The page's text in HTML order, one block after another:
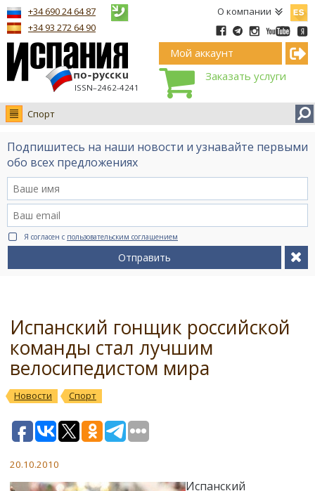
О компании
ISSN–2462-4241
+34 690 24 64 87
+34 93 272 64 90
Мой аккаунт
Заказать услуги
Спорт
Новости
Интервью
Видео Ruso.TV
BCN life
Сервис на немецком
Подпишитесь на наши новости и узнавайте первыми
обо всех предложениях
Я согласен с пользовательским соглашением
Отправить
Испанский гонщик российской
команды стал лучшим
велосипедистом мира
Новости Спорт
20.10.2010
Испанский